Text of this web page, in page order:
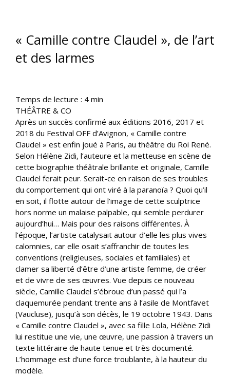
« Camille contre Claudel », de l’art
et des larmes
Temps de lecture : 4 min
THÉÂTRE & CO
Après un succès confirmé aux éditions 2016, 2017 et
2018 du Festival OFF d’Avignon, « Camille contre
Claudel » est enfin joué à Paris, au théâtre du Roi René.
Selon Hélène Zidi, l’auteure et la metteuse en scène de
cette biographie théâtrale brillante et originale, Camille
Claudel ferait peur. Serait-ce en raison de ses troubles
du comportement qui ont viré à la paranoïa ? Quoi qu’il
en soit, il flotte autour de l’image de cette sculptrice
hors norme un malaise palpable, qui semble perdurer
aujourd’hui… Mais pour des raisons différentes. À
l’époque, l’artiste catalysait autour d’elle les plus vives
calomnies, car elle osait s’affranchir de toutes les
conventions (religieuses, sociales et familiales) et
clamer sa liberté d’être d’une artiste femme, de créer
et de vivre de ses œuvres. Vue depuis ce nouveau
siècle, Camille Claudel s’ébroue d’un passé qui l’a
claquemurée pendant trente ans à l’asile de Montfavet
(Vaucluse), jusqu’à son décès, le 19 octobre 1943. Dans
« Camille contre Claudel », avec sa fille Lola, Hélène Zidi
lui restitue une vie, une œuvre, une passion à travers un
texte littéraire de haute tenue et très documenté.
L’hommage est d’une force troublante, à la hauteur du
modèle.